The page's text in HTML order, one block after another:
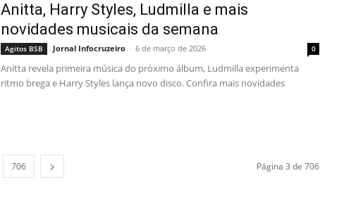
Anitta, Harry Styles, Ludmilla e mais
novidades musicais da semana
Agitos BSB Jornal Infocruzeiro - 6 de março de 2026 0
Anitta revela primeira música do próximo álbum, Ludmilla experimenta
ritmo brega e Harry Styles lança novo disco. Confira mais novidades
706 Página 3 de 706